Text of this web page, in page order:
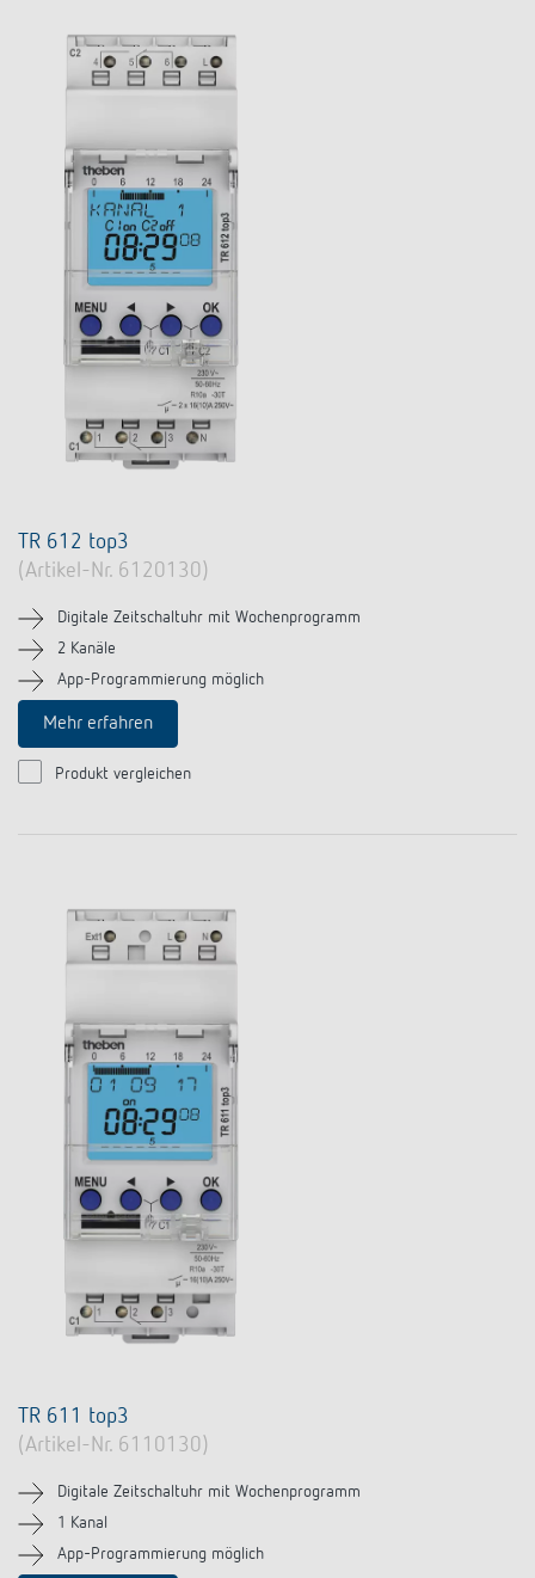
TR 612 top3
(Artikel-Nr. 6120130)
Digitale Zeitschaltuhr mit Wochenprogramm
2 Kanäle
App-Programmierung möglich
Mehr erfahren
Produkt vergleichen
TR 611 top3
(Artikel-Nr. 6110130)
Digitale Zeitschaltuhr mit Wochenprogramm
1 Kanal
App-Programmierung möglich